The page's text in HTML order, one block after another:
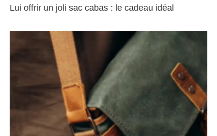
Lui offrir un joli sac cabas : le cadeau idéal